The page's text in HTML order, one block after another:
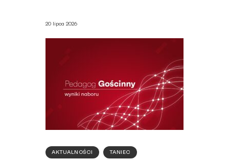
20 lipca 2026
AKTUALNOŚCI TANIEC